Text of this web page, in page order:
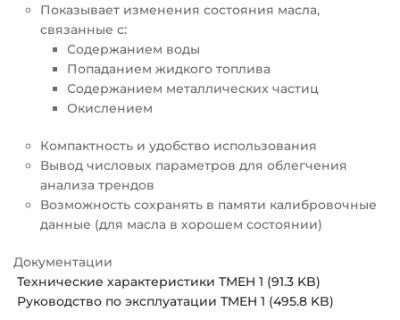
Показывает изменения состояния масла,
связанные с:
Содержанием воды
Попаданием жидкого топлива
Содержанием металлических частиц
Окислением
Компактность и удобство использования
Вывод числовых параметров для облегчения
анализа трендов
Возможность сохранять в памяти калибровочные
данные (для масла в хорошем состоянии)
Документации
Технические характеристики TMEH 1 (91.3 KB)
Руководство по эксплуатации TMEH 1 (495.8 KB)